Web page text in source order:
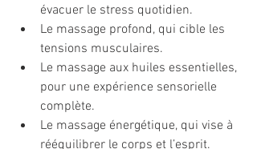
évacuer le stress quotidien.
Le massage profond, qui cible les
tensions musculaires.
Le massage aux huiles essentielles,
pour une expérience sensorielle
complète.
Le massage énergétique, qui vise à
rééquilibrer le corps et l’esprit.